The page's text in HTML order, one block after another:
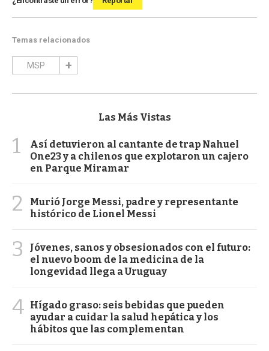
Temas relacionados
MSP
Las Más Vistas
1
Así detuvieron al cantante de trap Nahuel
One23 y a chilenos que explotaron un cajero
en Parque Miramar
2
Murió Jorge Messi, padre y representante
histórico de Lionel Messi
3
Jóvenes, sanos y obsesionados con el futuro:
el nuevo boom de la medicina de la
longevidad llega a Uruguay
4 Hígado graso: seis bebidas que pueden
ayudar a cuidar la salud hepática y los
hábitos que las complementan